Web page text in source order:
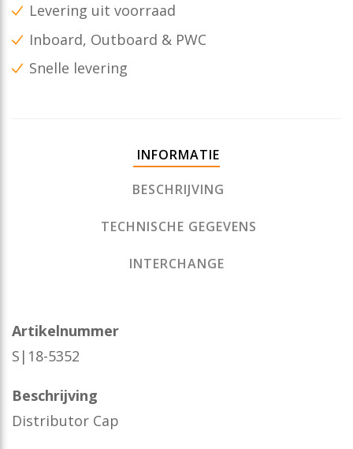
Levering uit voorraad
Inboard, Outboard & PWC
Snelle levering
INFORMATIE
BESCHRIJVING
TECHNISCHE GEGEVENS
INTERCHANGE
Artikelnummer
S|18-5352
Beschrijving
Distributor Cap